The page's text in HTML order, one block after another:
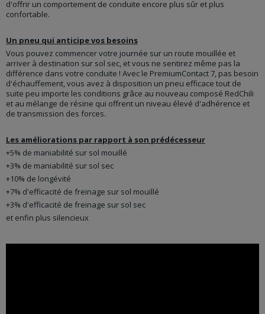
d'offrir un comportement de conduite encore plus sûr et plus
confortable.
Un pneu qui anticipe vos besoins
Vous pouvez commencer votre journée sur un route mouillée et
arriver à destination sur sol sec, et vous ne sentirez même pas la
différence dans votre conduite ! Avec le PremiumContact 7, pas besoin
d'échauffement, vous avez à disposition un pneu efficace tout de
suite peu importe les conditions grâce au nouveau composé RedChili
et au mélange de résine qui offrent un niveau élevé d'adhérence et
de transmission des forces.
Les améliorations par rapport à son prédécesseur
+5% de maniabilité sur sol mouillé
+3% de maniabilité sur sol sec
+10% de longévité
+7% d'efficacité de freinage sur sol mouillé
+3% d'efficacité de freinage sur sol sec
et enfin plus silencieux